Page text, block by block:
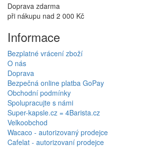
Doprava zdarma
při nákupu nad 2 000 Kč
Informace
Bezplatné vrácení zboží
O nás
Doprava
Bezpečná online platba GoPay
Obchodní podmínky
Spolupracujte s námi
Super-kapsle.cz = 4Barista.cz
Velkoobchod
Wacaco - autorizovaný prodejce
Cafelat - autorizovaní prodejce